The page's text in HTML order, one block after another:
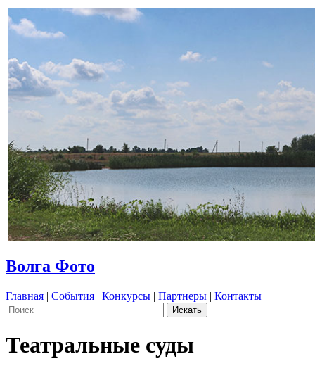
Волга Фото
Главная | События | Конкурсы | Партнеры | Контакты
Театральные суды